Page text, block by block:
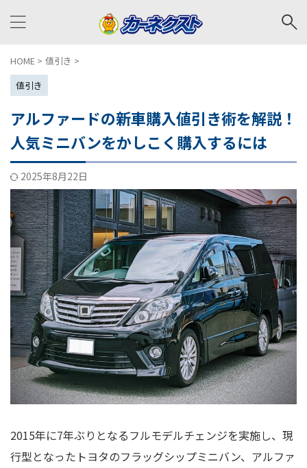
HOME > 値引き >
値引き
アルファードの新車購入値引き術を解説！
人気ミニバンをかしこく購入するには
2025年8月22日
2015年に7年ぶりとなるフルモデルチェンジを実施し、現
行型となったトヨタのフラッグシップミニバン、アルファ